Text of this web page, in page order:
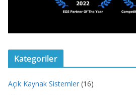
Kategoriler
Açık Kaynak Sistemler (16)